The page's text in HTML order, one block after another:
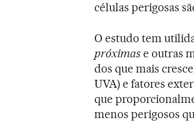
células perigosas
O estudo tem
próximas e outras
dos que mais
UVA) e fatores
que
menos perigosos